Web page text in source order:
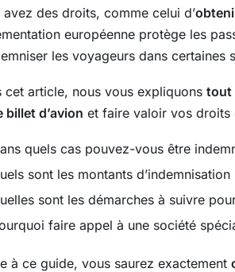
avez des droits, comme celui d’
européenne protège les
les voyageurs dans certaines
cet article, nous vous expliquons tout
billet d’avion et faire valoir vos droits
quels cas pouvez-vous être
sont les montants
sont les démarches à suivre
faire appel à une société
à ce guide, vous saurez exactement